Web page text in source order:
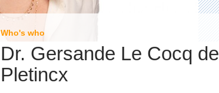
Who's who
Dr. Gersande Le Cocq de
Pletincx